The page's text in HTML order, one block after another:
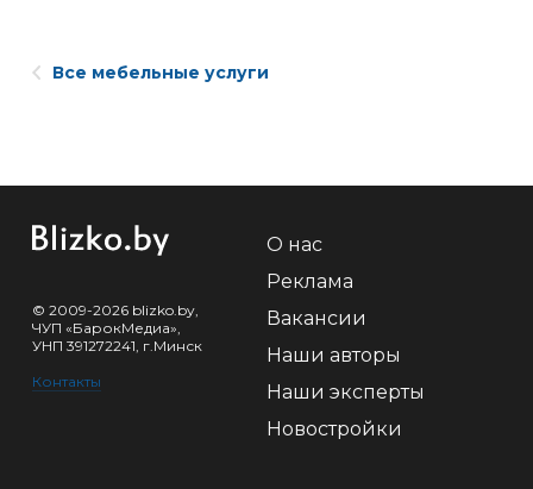
Все мебельные услуги
© 2009-2026 blizko.by,
ЧУП «БарокМедиа»,
УНП 391272241, г.Минск
Контакты
О нас
Реклама
Вакансии
Наши авторы
Наши эксперты
Новостройки